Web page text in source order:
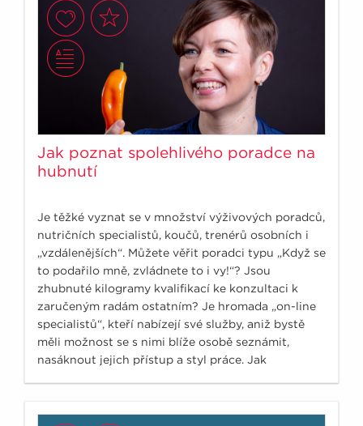
Jak poznat spolehlivého poradce na
hubnutí
Je těžké vyznat se v množství výživových poradců,
nutričních specialistů, koučů, trenérů osobních i
„vzdálenějších“. Můžete věřit poradci typu „Když se
to podařilo mně, zvládnete to i vy!“? Jsou
zhubnuté kilogramy kvalifikací ke konzultaci k
zaručeným radám ostatním? Je hromada „on-line
specialistů“, kteří nabízejí své služby, aniž bystě
měli možnost se s nimi blíže osobě seznámit,
nasáknout jejich přístup a styl práce. Jak